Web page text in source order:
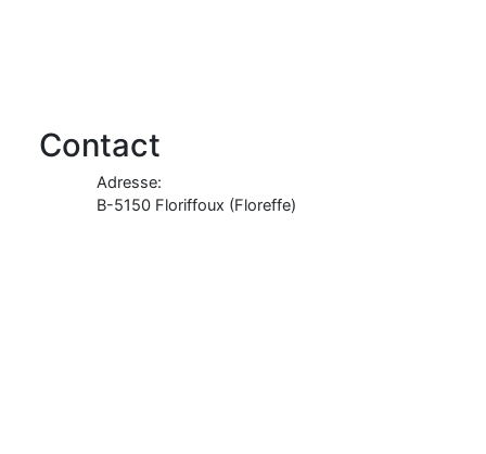
Contact
Adresse:
B-5150 Floriffoux (Floreffe)